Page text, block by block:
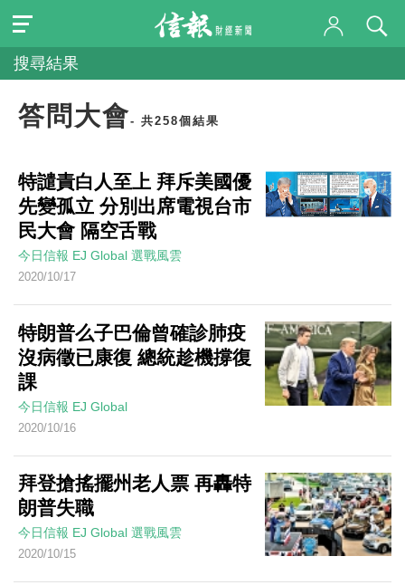
搜尋結果
答問大會- 共258個結果
特譴責白人至上 拜斥美國優
先變孤立 分別出席電視台市
民大會 隔空舌戰
今日信報 EJ Global 選戰風雲
2020/10/17
特朗普么子巴倫曾確診肺疫
沒病徵已康復 總統趁機撐復
課
今日信報 EJ Global
2020/10/16
拜登搶搖擺州老人票 再轟特
朗普失職
今日信報 EJ Global 選戰風雲
2020/10/15